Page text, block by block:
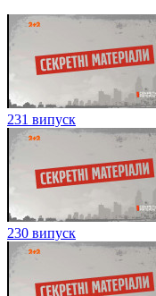
231 випуск
230 випуск